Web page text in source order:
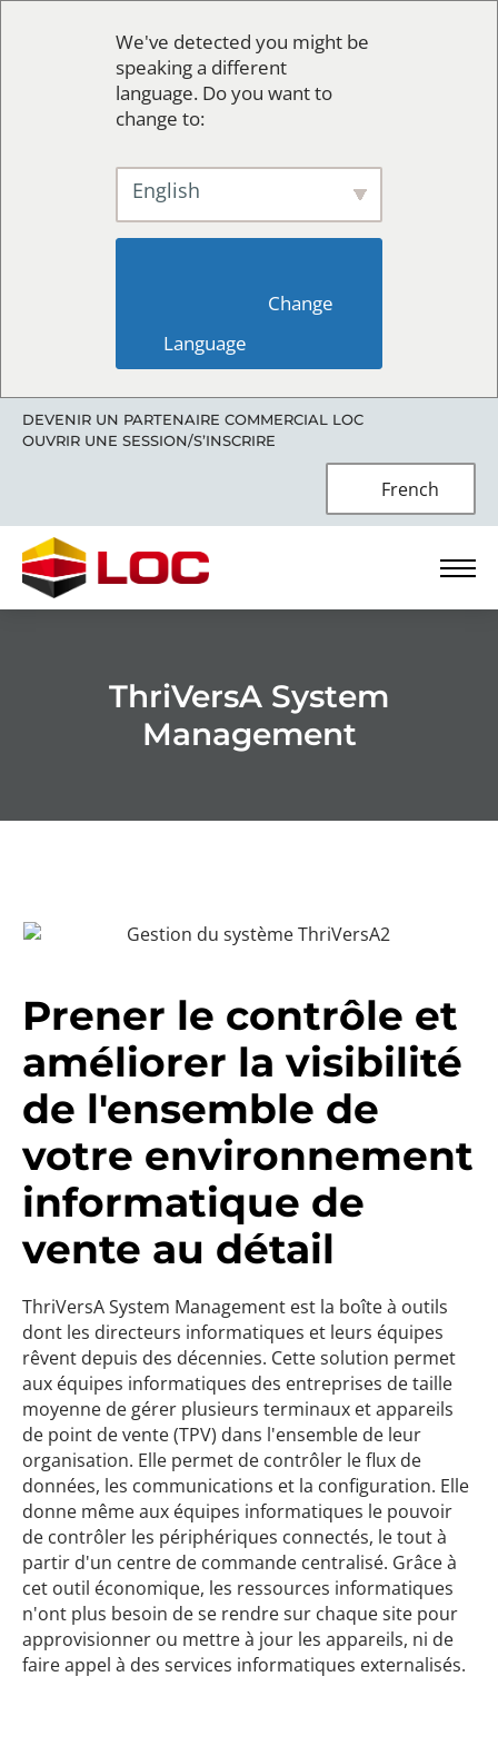
We've detected you might be
speaking a different
language. Do you want to
change to:
English
Language
DEVENIR UN PARTENAIRE COMMERCIAL LOC
OUVRIR UNE SESSION/S’INSCRIRE
French
ThriVersA System
Management
Prener le contrôle et
améliorer la visibilité
de l'ensemble de
votre environnement
informatique de
vente au détail
ThriVersA System Management est la boîte à outils
dont les directeurs informatiques et leurs équipes
rêvent depuis des décennies. Cette solution permet
aux équipes informatiques des entreprises de taille
moyenne de gérer plusieurs terminaux et appareils
de point de vente (TPV) dans l'ensemble de leur
organisation. Elle permet de contrôler le flux de
données, les communications et la configuration. Elle
donne même aux équipes informatiques le pouvoir
de contrôler les périphériques connectés, le tout à
partir d'un centre de commande centralisé. Grâce à
cet outil économique, les ressources informatiques
n'ont plus besoin de se rendre sur chaque site pour
approvisionner ou mettre à jour les appareils, ni de
faire appel à des services informatiques externalisés.